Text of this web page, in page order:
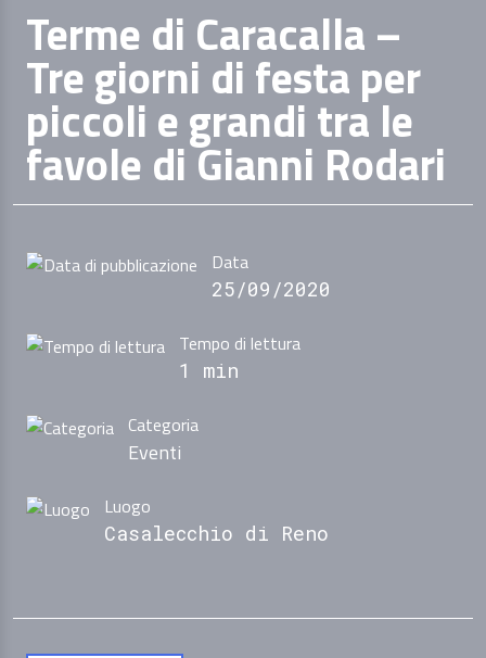
Terme di Caracalla –
Tre giorni di festa per
piccoli e grandi tra le
favole di Gianni Rodari
Data
25/09/2020
Tempo di lettura
1 min
Categoria
Eventi
Luogo
Casalecchio di Reno